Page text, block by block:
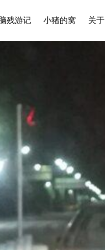
残游记 小猪的窝 关于